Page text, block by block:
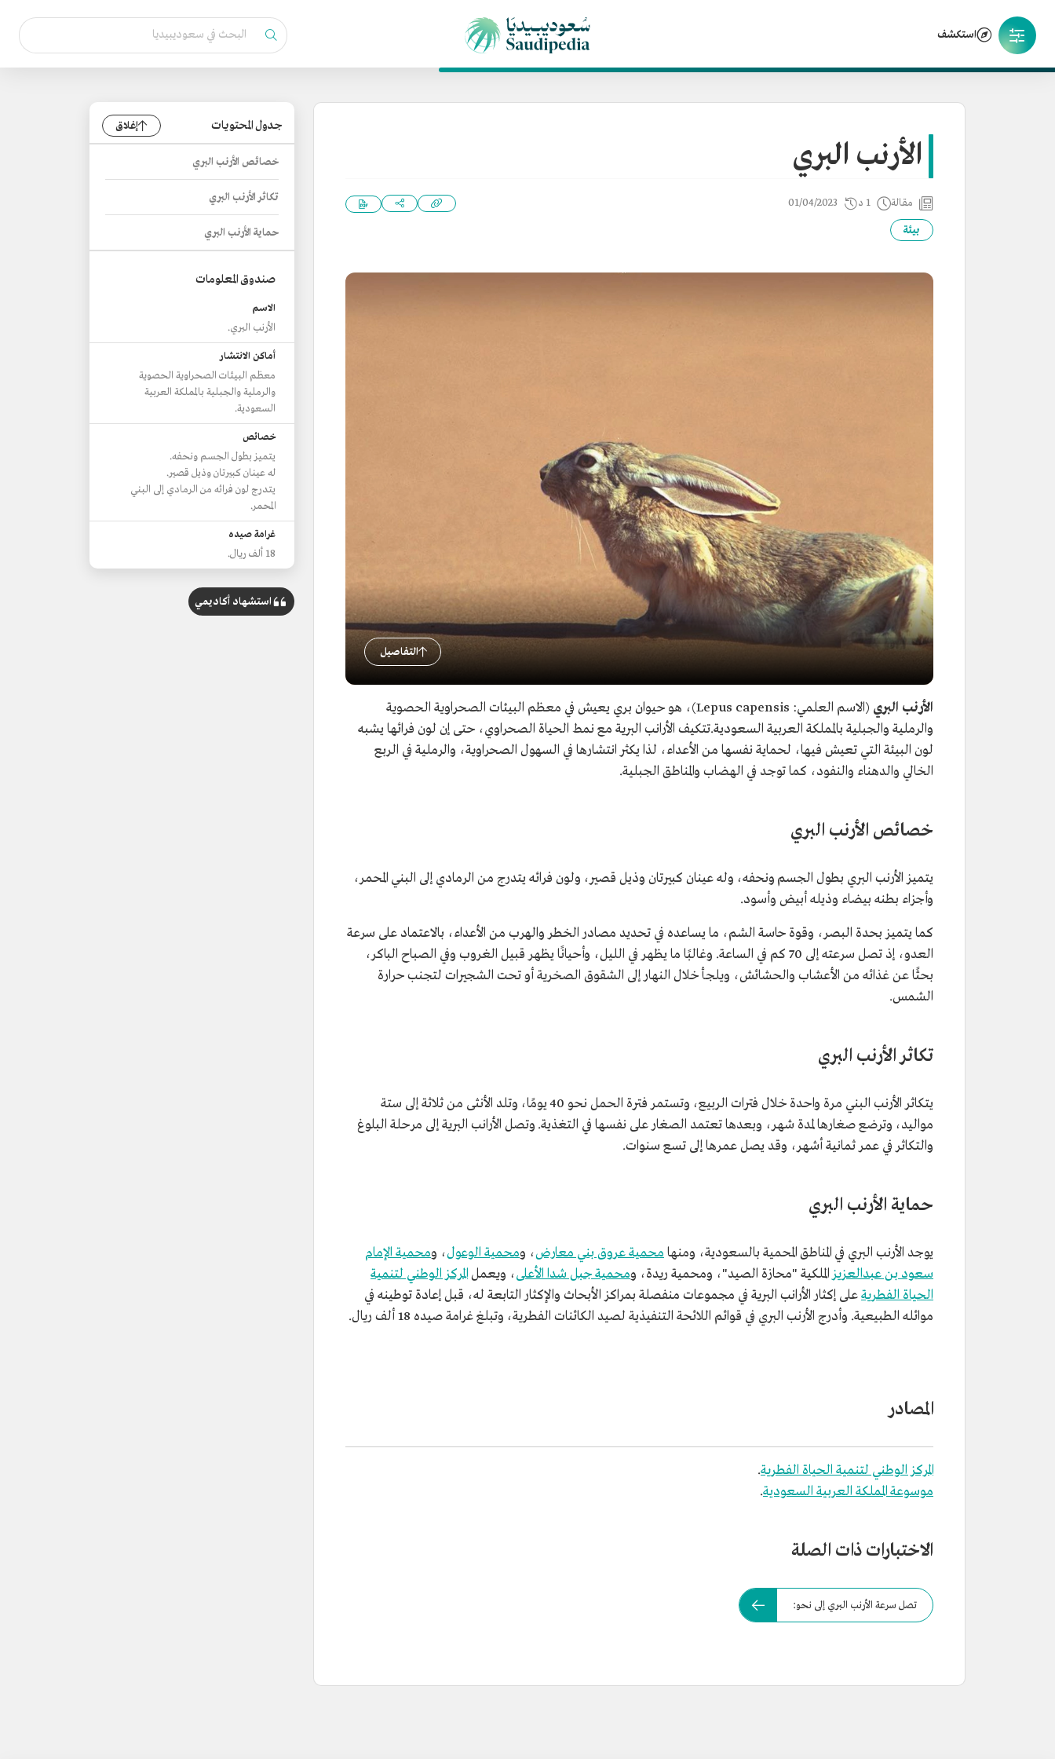
استكشف
الأرنب البري
مقالة 1 د 01/04/2023
بيئة
التفاصيل
الأرنب البري
(الاسم العلمي: Lepus capensis)، هو حيوان بري يعيش في معظم البيئات الصحراوية الحصوية
والرملية والجبلية بالمملكة العربية السعودية.تتكيف الأرانب البرية مع نمط الحياة الصحراوي، حتى إن لون فرائها يشبه
لون البيئة التي تعيش فيها، لحماية نفسها من الأعداء، لذا يكثر انتشارها في السهول الصحراوية، والرملية في الربع
الخالي والدهناء والنفود، كما توجد في الهضاب والمناطق الجبلية.
خصائص الأرنب البري
يتميز الأرنب البري بطول الجسم ونحفه، وله عينان كبيرتان وذيل قصير، ولون فرائه يتدرج من الرمادي إلى البني المحمر،
وأجزاء بطنه بيضاء وذيله أبيض وأسود.
كما يتميز بحدة البصر، وقوة حاسة الشم، ما يساعده في تحديد مصادر الخطر والهرب من الأعداء، بالاعتماد على سرعة
العدو، إذ تصل سرعته إلى 70 كم في الساعة. وغالبًا ما يظهر في الليل، وأحيانًا يظهر قبيل الغروب وفي الصباح الباكر،
بحثًا عن غذائه من الأعشاب والحشائش، ويلجأ خلال النهار إلى الشقوق الصخرية أو تحت الشجيرات لتجنب حرارة
الشمس.
تكاثر الأرنب البري
يتكاثر الأرنب البني مرة واحدة خلال فترات الربيع، وتستمر فترة الحمل نحو 40 يومًا، وتلد الأنثى من ثلاثة إلى ستة
مواليد، وترضع صغارها لمدة شهر، وبعدها تعتمد الصغار على نفسها في التغذية. وتصل الأرانب البرية إلى مرحلة البلوغ
والتكاثر في عمر ثمانية أشهر، وقد يصل عمرها إلى تسع سنوات.
حماية الأرنب البري
يوجد الأرنب البري في المناطق المحمية بالسعودية، ومنها محمية عروق بني معارض، ومحمية الوعول، ومحمية الإمام
سعود بن عبدالعزيز الملكية "محازة الصيد"، ومحمية ريدة، ومحمية جبل شدا الأعلى، ويعملالمركز الوطني لتنمية
الحياة الفطريةعلى إكثار الأرانب البرية في مجموعات منفصلة بمراكز الأبحاث والإكثار التابعة له، قبل إعادة توطينه في
موائله الطبيعية. وأدرج الأرنب البري في قوائم اللائحة التنفيذية لصيد الكائنات الفطرية، وتبلغ غرامة صيده 18 ألف ريال.
المصادر
المركز الوطني لتنمية الحياة الفطرية.
موسوعة المملكة العربية السعودية.
الاختبارات ذات الصلة
تصل سرعة الأرنب البري إلى نحو:
جدول المحتويات إغلاق
خصائص الأرنب البري
تكاثر الأرنب البري
حماية الأرنب البري
صندوق المعلومات
الاسم
الأرنب البري.
أماكن الانتشار
معظم البيئات الصحراوية الحصوية
والرملية والجبلية بالمملكة العربية
السعودية.
خصائص
يتميز بطول الجسم ونحفه.
له عينان كبيرتان وذيل قصير.
يتدرج لون فرائه من الرمادي إلى البني
المحمر.
غرامة صيده
18 ألف ريال.
استشهاد أكاديمي